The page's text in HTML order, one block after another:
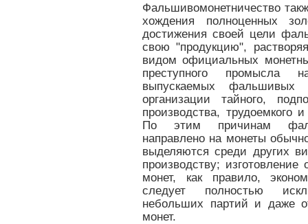
Фальшивомонетничество
хождения полноценных
достижения своей цели
свою "продукцию",
видом официальных
преступного промысла
выпускаемых фальшивых
организации тайного,
производства, трудоемкого
По этим причинам
направлено на монеты
выделяются среди других
производству;
монет, как правило,
следует полностью
небольших партий и даже
монет.